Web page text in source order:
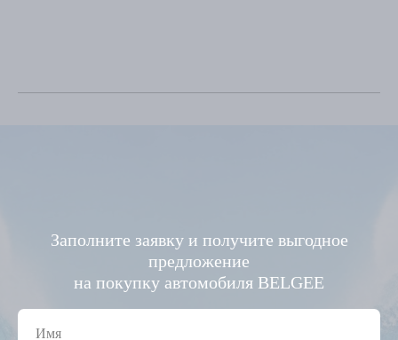
Заполните заявку и получите выгодное
предложение
на покупку автомобиля BELGEE